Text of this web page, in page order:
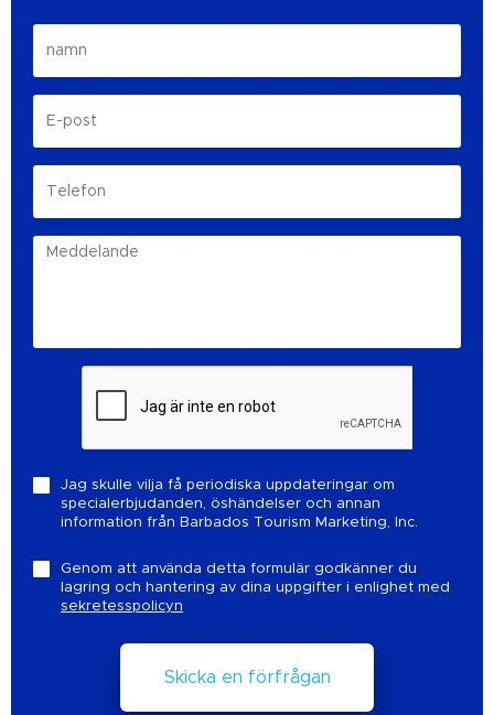
Jag skulle vilja få periodiska uppdateringar om
specialerbjudanden, öshändelser och annan
information från Barbados Tourism Marketing, Inc.
Genom att använda detta formulär godkänner du
lagring och hantering av dina uppgifter i enlighet med
sekretesspolicyn